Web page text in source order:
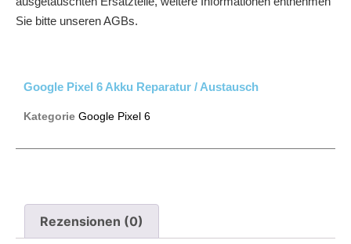
Sie bitte unseren AGBs.
Google Pixel 6 Akku Reparatur / Austausch
Kategorie Google Pixel 6
Rezensionen (0)